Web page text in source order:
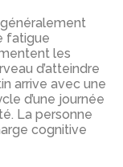
fatigue
les
d’atteindre
arrive avec une
d’une journée
La personne
cognitive